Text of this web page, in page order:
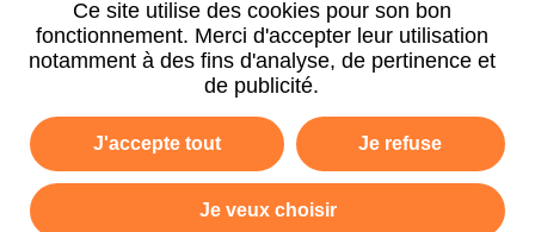
Ce site utilise des cookies pour son bon
fonctionnement. Merci d'accepter leur utilisation
notamment à des fins d'analyse, de pertinence et
de publicité.
J'accepte tout Je refuse
Je veux choisir
QUI SOMMES-NOUS AGENDA
ARCHIVE NEWSLETTER
Politique de confidentialité
Mentions légales